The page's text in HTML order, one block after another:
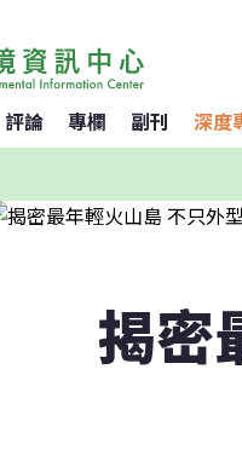
評論 專欄 副刊 深度
揭密